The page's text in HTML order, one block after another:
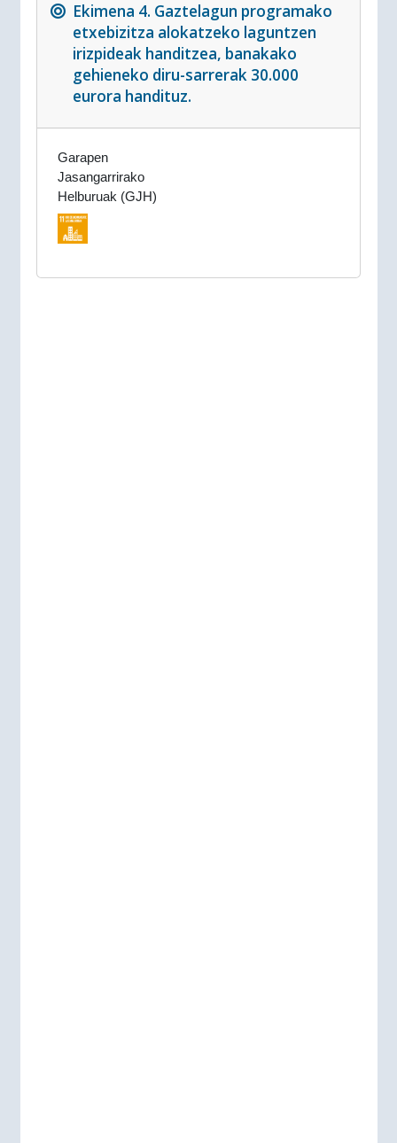
Ekimena 4. Gaztelagun programako
etxebizitza alokatzeko laguntzen
irizpideak handitzea, banakako
gehieneko diru-sarrerak 30.000
eurora handituz.
Garapen
Jasangarrirako
Helburuak (GJH)